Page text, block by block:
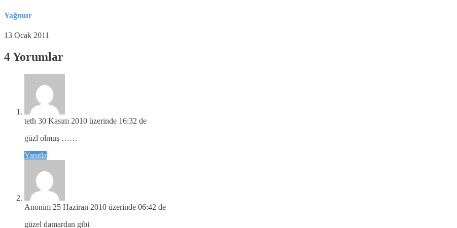
Yağmur
13 Ocak 2011
4 Yorumlar
teth 30 Kasım 2010 üzerinde 16:32 de
güzl olmuş ……
Yanıtla
Anonim 25 Haziran 2010 üzerinde 06:42 de
güzel damardan gibi